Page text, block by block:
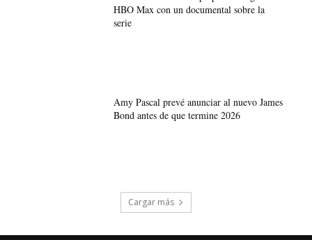
HBO Max con un documental sobre la
serie
Amy Pascal prevé anunciar al nuevo James
Bond antes de que termine 2026
Cargar más